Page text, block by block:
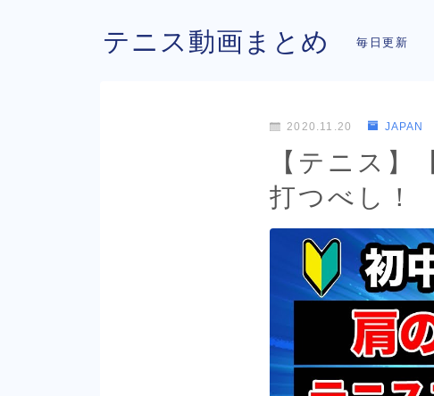
テニス動画まとめ 毎日更新
2020.11.20 JAPAN
【テニス】
打つべし！